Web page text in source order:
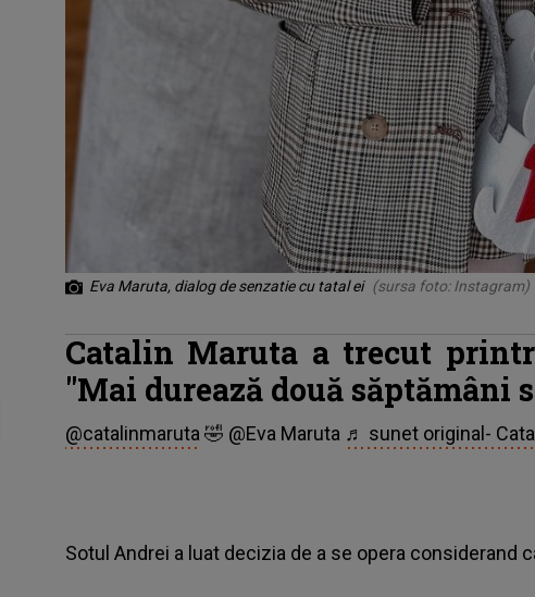
Eva Maruta, dialog de senzatie cu tatal ei (sursa foto: Instagram)
Catalin Maruta a trecut
"Mai durează două săptămâni
@catalinmaruta🤣 @Eva Maruta ♬ sunet original-
Sotul Andrei a luat decizia de a se opera considerand